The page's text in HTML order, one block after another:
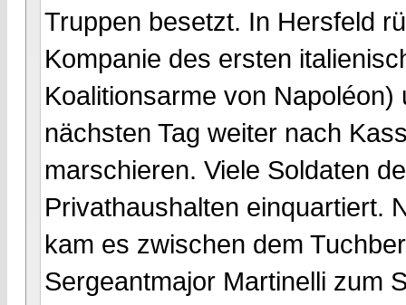
Truppen besetzt. In Hersfeld
Kompanie des ersten
Koalitionsarme von
nächsten Tag weiter nach
marschieren. Viele Soldaten
Privathaushalten einquartiert.
kam es zwischen dem
Sergeantmajor Martinelli zum